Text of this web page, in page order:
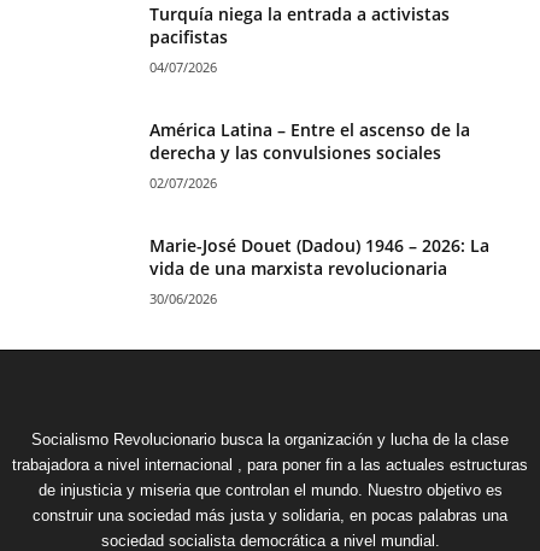
Turquía niega la entrada a activistas
pacifistas
04/07/2026
América Latina – Entre el ascenso de la
derecha y las convulsiones sociales
02/07/2026
Marie-José Douet (Dadou) 1946 – 2026: La
vida de una marxista revolucionaria
30/06/2026
Socialismo Revolucionario busca la organización y lucha de la clase
trabajadora a nivel internacional , para poner fin a las actuales estructuras
de injusticia y miseria que controlan el mundo. Nuestro objetivo es
construir una sociedad más justa y solidaria, en pocas palabras una
sociedad socialista democrática a nivel mundial.